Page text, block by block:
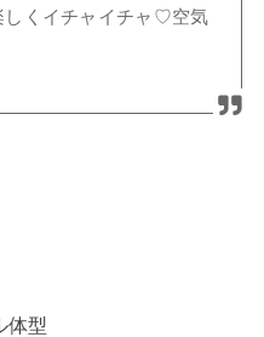
しくイチャイチャ♡空気
体型